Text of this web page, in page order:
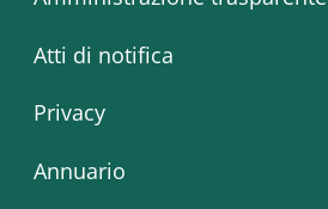
Atti di notifica
Privacy
Annuario